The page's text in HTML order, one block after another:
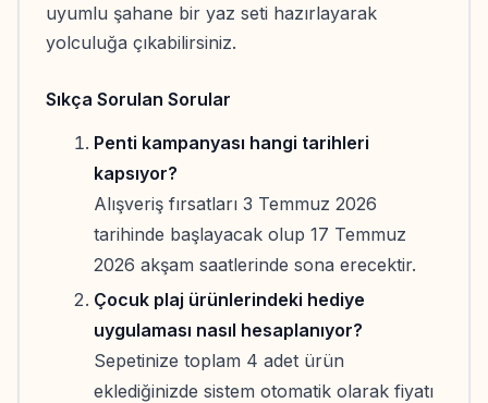
uyumlu şahane bir yaz seti hazırlayarak
yolculuğa çıkabilirsiniz.
Sıkça Sorulan Sorular
Penti kampanyası hangi tarihleri
kapsıyor?
Alışveriş fırsatları 3 Temmuz 2026
tarihinde başlayacak olup 17 Temmuz
2026 akşam saatlerinde sona erecektir.
Çocuk plaj ürünlerindeki hediye
uygulaması nasıl hesaplanıyor?
Sepetinize toplam 4 adet ürün
eklediğinizde sistem otomatik olarak fiyatı